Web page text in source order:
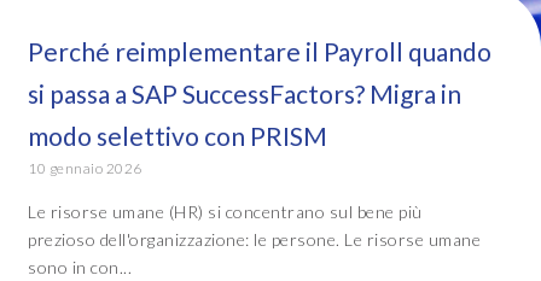
Perché reimplementare il Payroll quando
si passa a SAP SuccessFactors? Migra in
modo selettivo con PRISM
10 gennaio 2026
Le risorse umane (HR) si concentrano sul bene più
prezioso dell'organizzazione: le persone. Le risorse umane
sono in con...